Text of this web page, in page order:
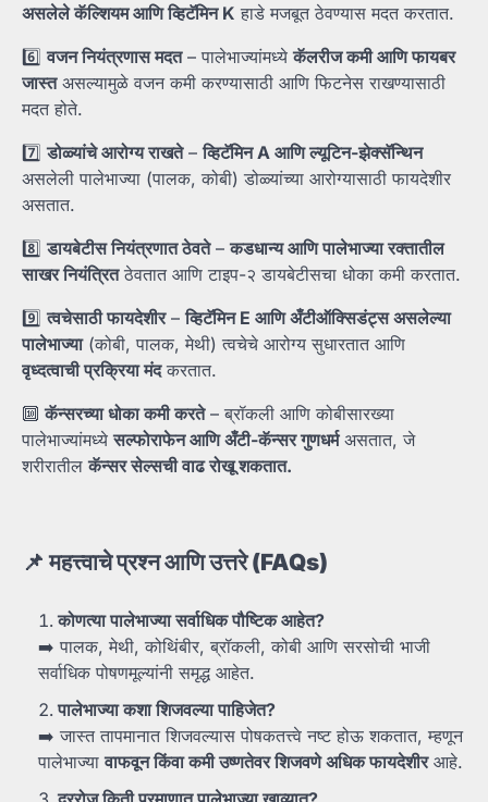
असलेलेकॅल्शियमआणिव्हिटॅमिन K हाडे मजबूत ठेवण्यास मदत करतात.
6️⃣वजननियंत्रणासमदत– पालेभाज्यांमध्येकॅलरीजकमीआणिफायबर
जास्तअसल्यामुळे वजन कमी करण्यासाठी आणि फिटनेस राखण्यासाठी
मदत होते.
7️⃣डोळ्यांचेआरोग्यराखते–व्हिटॅमिन A आणिल्यूटिन-झेक्सॅन्थिन
असलेली पालेभाज्या (पालक, कोबी) डोळ्यांच्या आरोग्यासाठी फायदेशीर
असतात.
8️⃣डायबेटीसनियंत्रणातठेवते–कडधान्यआणिपालेभाज्यारक्तातील
साखरनियंत्रितठेवतात आणि टाइप-२ डायबेटीसचा धोका कमी करतात.
9️⃣त्वचेसाठीफायदेशीर–व्हिटॅमिन E आणिअँटीऑक्सिडंट्सअसलेल्या
पालेभाज्या(कोबी, पालक, मेथी) त्वचेचे आरोग्य सुधारतात आणि
वृध्दत्वाचीप्रक्रियामंदकरतात.
🔟कॅन्सरच्याधोकाकमीकरते– ब्रॉकली आणि कोबीसारख्या
पालेभाज्यांमध्येसल्फोराफेनआणिअँटी-कॅन्सरगुणधर्मअसतात, जे
शरीरातीलकॅन्सरसेल्सचीवाढरोखूशकतात.
📌महत्त्वाचेप्रश्नआणिउत्तरे (FAQs)
कोणत्यापालेभाज्यासर्वाधिकपौष्टिकआहेत?
➡️ पालक, मेथी, कोथिंबीर, ब्रॉकली, कोबी आणि सरसोची भाजी
सर्वाधिक पोषणमूल्यांनी समृद्ध आहेत.
पालेभाज्याकशाशिजवल्यापाहिजेत?
➡️ जास्त तापमानात शिजवल्यास पोषकतत्त्वे नष्ट होऊ शकतात, म्हणून
पालेभाज्यावाफवूनकिंवाकमीउष्णतेवरशिजवणेअधिकफायदेशीरआहे.